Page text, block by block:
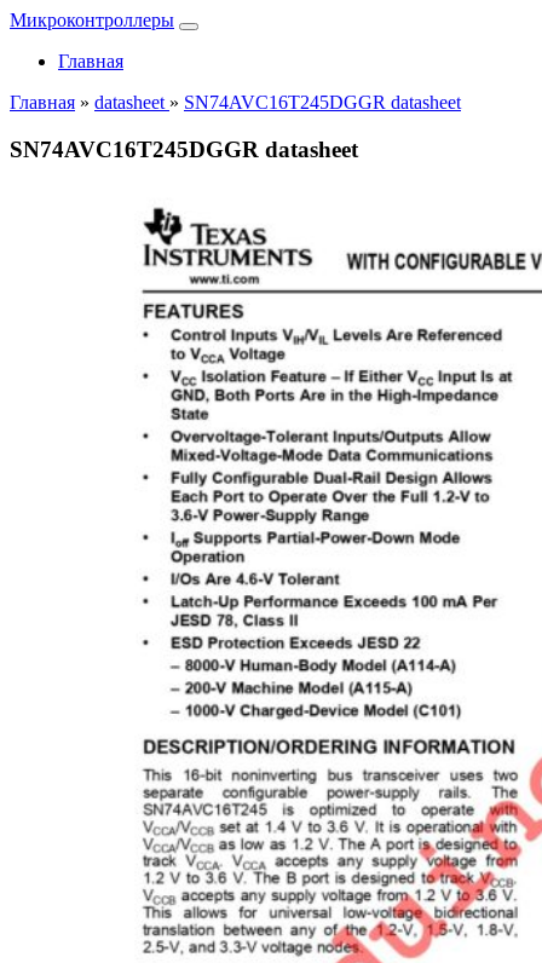
Микроконтроллеры
Главная
Главная » datasheet » SN74AVC16T245DGGR datasheet
SN74AVC16T245DGGR datasheet